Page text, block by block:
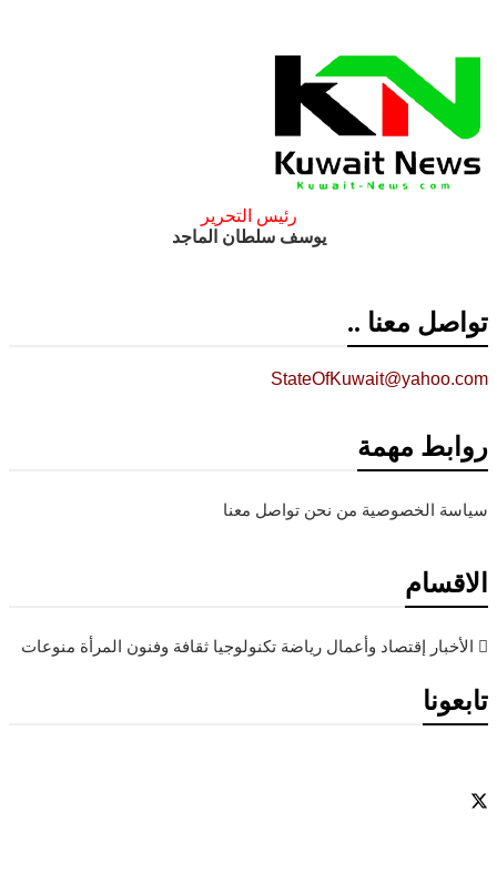
رئيس التحرير
يوسف سلطان الماجد
تواصل معنا ..
StateOfKuwait@yahoo.com
روابط مهمة
سياسة الخصوصية من نحن تواصل معنا
الاقسام
الأخبار إقتصاد وأعمال رياضة تكنولوجيا ثقافة وفنون المرأة منوعات
تابعونا